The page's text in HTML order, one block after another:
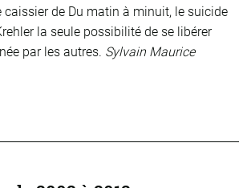
caissier de Du matin à minuit, le suicide
la seule possibilité de se libérer
par les autres. Sylvain Maurice
Hartmann,Otto Mellies,